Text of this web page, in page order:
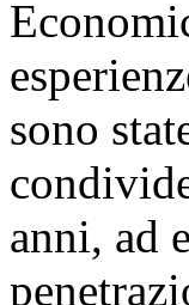
sono
anni, ad